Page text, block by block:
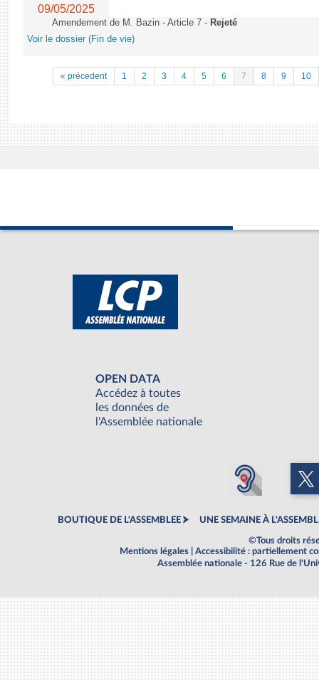
09/05/2025
Amendement de M. Bazin - Article 7 - Rejeté
Voir le dossier (Fin de vie)
« précedent 1 2 3 4 5 6 7 8 9 10
OPEN DATA
Accédez à toutes
les données de
l'Assemblée nationale
BOUTIQUE DE L'ASSEMBLEE UNE SEMAINE À
©Tous droits
Mentions légales
Accessibilité : partiellement
Assemblée nationale - 126 Rue de